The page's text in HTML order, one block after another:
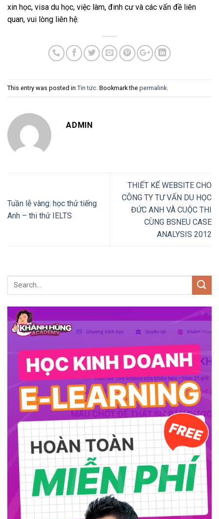
xin học, visa du học, việc làm, đinh cư và các vấn đề liên
quan, vui lòng liên hệ:
This entry was posted in Tin tức . Bookmark the permalink
ADMIN
Tuần lễ vàng: học thử tiếng
Anh – thi thử IELTS
THIẾT KẾ WEBSITE CHO
CÔNG TY TƯ VẤN DU HỌC
ĐỨC ANH VÀ CUỘC THI
CÙNG BSNEU CASE
ANALYSIS 2012